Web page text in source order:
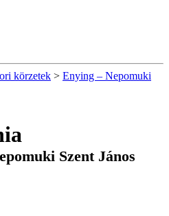
körzetek > Enying – Nepomuki
Szent János